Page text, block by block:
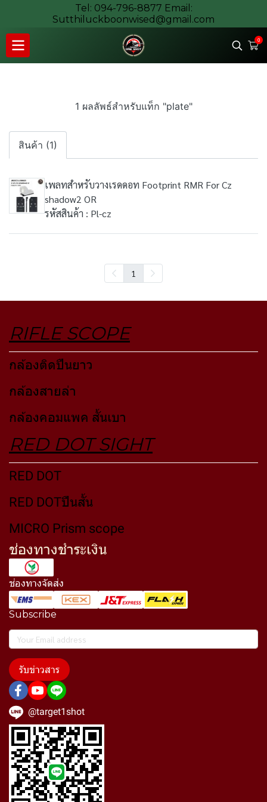
Tel: 094-796-8877 Email:
Sutthiluckboonwised@gmail.com
0
1 ผลลัพธ์สำหรับแท็ก "plate"
สินค้า (1)
เพลทสำหรับวางเรดดอท Footprint RMR For Cz
shadow2 OR
รหัสสินค้า : Pl-cz
1
RIFLE SCOPE
กล้องติดปืนยาว
กล้องสายล่า
กล้องคอมแพค สั้นเบา
RED DOT SIGHT
RED DOT
RED DOTปืนสั้น
MICRO Prism scope
ช่องทางชำระเงิน
ช่องทางจัดส่ง
Subscribe
รับข่าวสาร
@target1shot